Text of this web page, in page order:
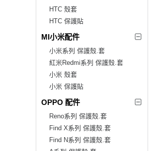
HTC 殼套
HTC 保護貼
MI小米配件
小米系列 保護殼.套
紅米Redmi系列 保護殼.套
小米 殼套
小米 保護貼
OPPO 配件
Reno系列 保護殼.套
Find X系列 保護殼.套
Find N系列 保護殼.套